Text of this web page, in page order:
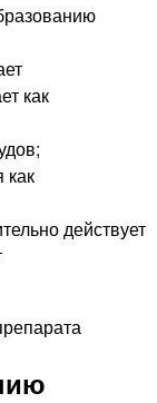
как
как
действует